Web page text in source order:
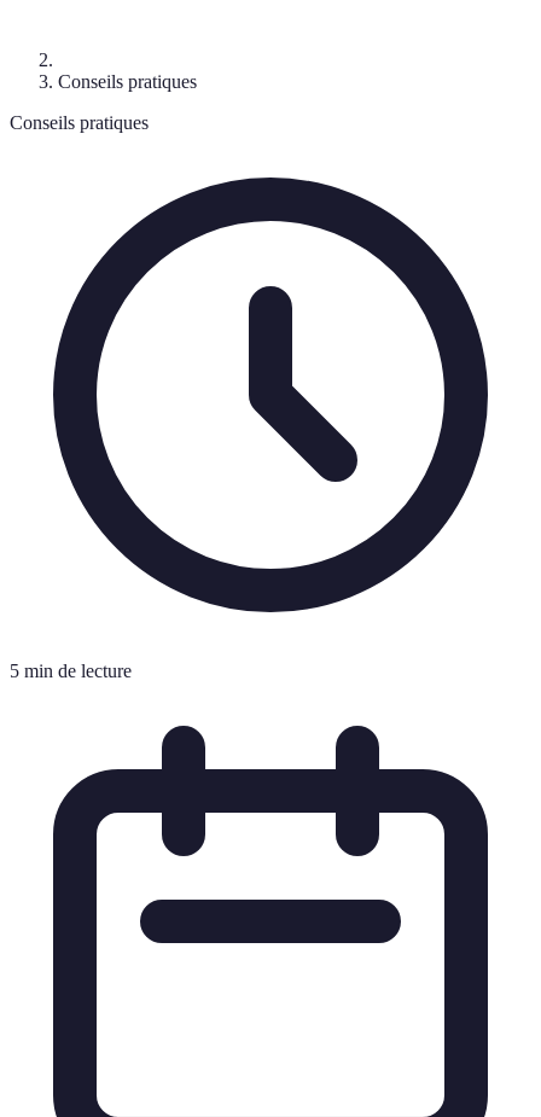
Conseils pratiques
Conseils pratiques
5 min de lecture